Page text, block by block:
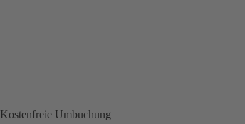
Kostenfreie Umbuchung